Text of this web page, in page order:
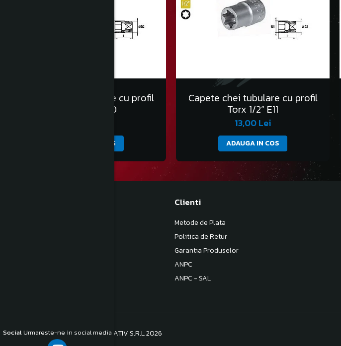
SocialUrmareste-ne in social media
Capete chei tubulare cu profil
Torx 1/2” E10
ADAUGA IN COS
Capete chei tubulare cu profil
Torx 1/2” E11
13,00 Lei
ADAUGA IN COS
Clienti
Metode de Plata
Politica de Retur
Garantia Produselor
ANPC
ANPC - SAL
©Copyright S.C. BB COM CONSULTATIV S.R.L 2026
Platforma E-commerce by Gomag